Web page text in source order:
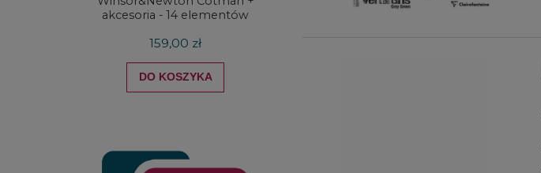
akcesoria - 14 elementów
159,00 zł
DO KOSZYKA